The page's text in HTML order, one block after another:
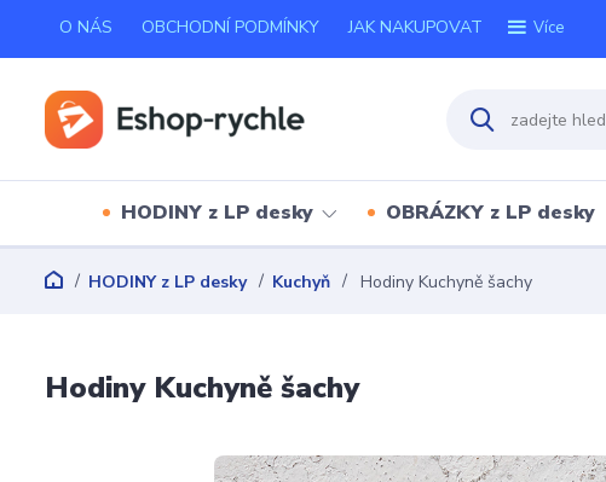
O NÁS OBCHODNÍ PODMÍNKY JAK NAKUPOVAT Více
HODINY z LP desky OBRÁZKY z LP desky
HODINY z LP desky Kuchyň Hodiny Kuchyně šachy
Hodiny Kuchyně šachy